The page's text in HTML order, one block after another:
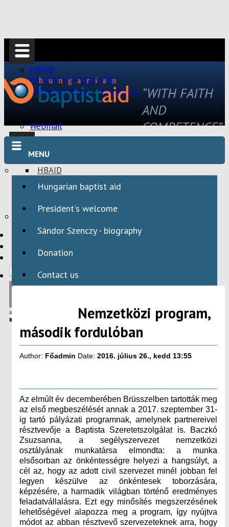
HBAID
DOMESTIC PROGRAMS
INTERNATIONAL PROGRAMS
Webmail
HBAID
DOMESTIC PROGRAMS
HBAID
INTERNATIONAL PROGRAMS
“WITH FAITH
AND
COMPETENCE”
MENU
Hungarian baptist aid
President's welcome
Sándor Szenczy - biography
Donation
Contact us
Nemzetközi program,
második fordulóban
Author: Főadmin Date: 2016. július 26., kedd 13:55
Az elmúlt év decemberében Brüsszelben tartották meg
az első megbeszélését annak a 2017. szeptember 31-
ig tartó pályázati programnak, amelynek partnereivel
résztvevője a Baptista Szeretetszolgálat is. Baczkó
Zsuzsanna, a segélyszervezet nemzetközi
osztályának munkatársa elmondta: a munka
elsősorban az önkéntességre helyezi a hangsúlyt, a
cél az, hogy az adott civil szervezet minél jobban fel
legyen készülve az önkéntesek toborzására,
képzésére, a harmadik világban történő eredményes
feladatvállalásra. Ezt egy minősítés megszerzésének
lehetőségével alapozza meg a program, így nyújtva
módot az abban résztvevő szervezeteknek arra, hogy